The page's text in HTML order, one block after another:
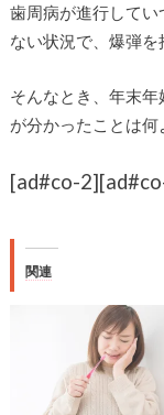
歯周病が進行してい
ない状況で、爆弾を
そんなとき、年末
が分かったことは何
[ad#co-2]
関連